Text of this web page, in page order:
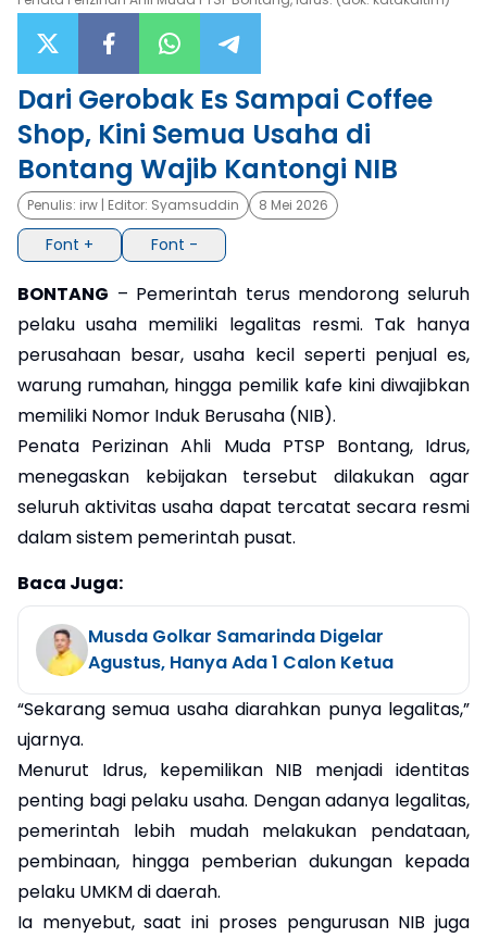
×
Dari Gerobak Es Sampai Coffee
Shop, Kini Semua Usaha di
Bontang Wajib Kantongi NIB
Penulis: irw | Editor: Syamsuddin 8 Mei 2026
Font + Font -
BONTANG – Pemerintah terus mendorong seluruh
pelaku usaha memiliki legalitas resmi. Tak hanya
perusahaan besar, usaha kecil seperti penjual es,
warung rumahan, hingga pemilik kafe kini diwajibkan
memiliki Nomor Induk Berusaha (NIB).
Penata Perizinan Ahli Muda PTSP Bontang, Idrus,
menegaskan kebijakan tersebut dilakukan agar
seluruh aktivitas usaha dapat tercatat secara resmi
dalam sistem pemerintah pusat.
Baca Juga:
Musda Golkar Samarinda Digelar
Agustus, Hanya Ada 1 Calon Ketua
“Sekarang semua usaha diarahkan punya legalitas,”
ujarnya.
Menurut Idrus, kepemilikan NIB menjadi identitas
penting bagi pelaku usaha. Dengan adanya legalitas,
pemerintah lebih mudah melakukan pendataan,
pembinaan, hingga pemberian dukungan kepada
pelaku UMKM di daerah.
Ia menyebut, saat ini proses pengurusan NIB juga